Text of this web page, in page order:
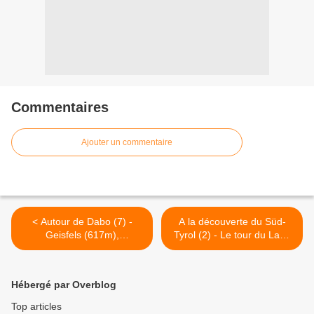
Commentaires
Ajouter un commentaire
< Autour de Dabo (7) -
Geisfels (617m),
Gemsenberg (506m) et
A la découverte du Süd-
Tyrol (2) - Le tour du Lago
de Vernago (Vernagter
Hébergé par Overblog
Top articles